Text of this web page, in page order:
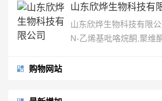
山东欣烨生物科技有
山东欣烨生物科技有限
N-乙烯基吡咯烷酮,聚维
购物网站